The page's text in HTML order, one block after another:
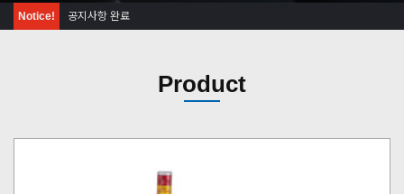
Notice! 공지사항 완료
Product